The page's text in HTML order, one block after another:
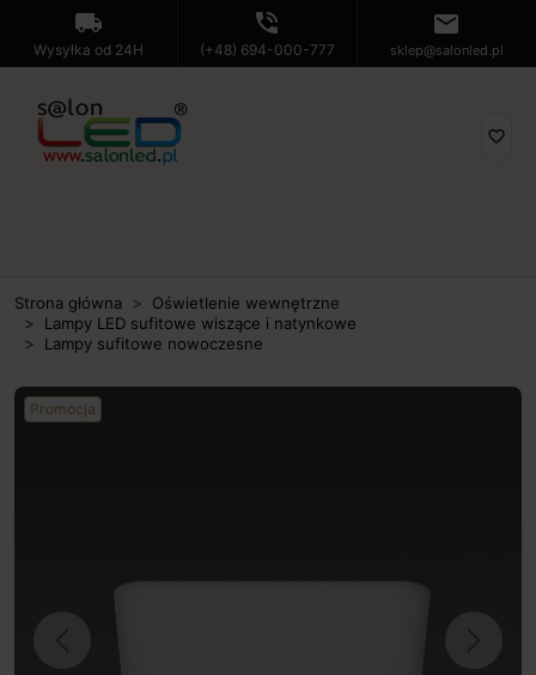
local_shipping
Wysyłka od 24H
phone_in_talk
(+48) 694-000-777
mail
sklep@salonled.pl
favorite_border
Strona główna
Oświetlenie wewnętrzne
Lampy LED sufitowe wiszące i natynkowe
Lampy sufitowe nowoczesne
Promocja
Previous